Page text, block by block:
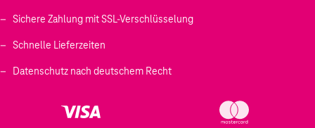
Sichere Zahlung mit SSL-Verschlüsselung
Schnelle Lieferzeiten
Datenschutz nach deutschem Recht